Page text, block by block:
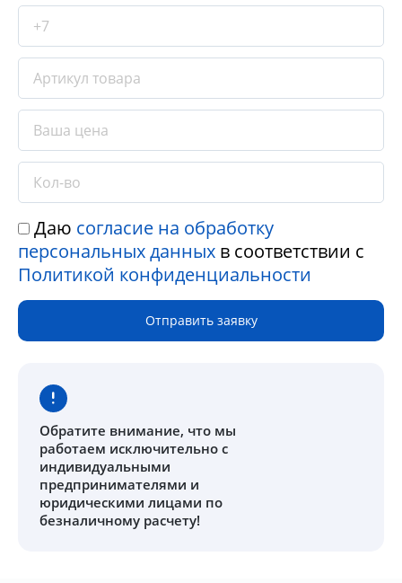
Даю согласие на обработку
персональных данных в соответствии с
Политикой конфиденциальности
Отправить заявку
Обратите внимание, что мы
работаем исключительно с
индивидуальными
предпринимателями и
юридическими лицами по
безналичному расчету!